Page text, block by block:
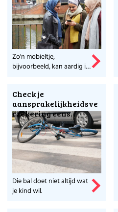
Zo'n mobieltje,
bijvoorbeeld, kan aardig in
Check je
aansprakelijkheidsve
rzekering eens.
Die bal doet niet altijd wat
je kind wil.